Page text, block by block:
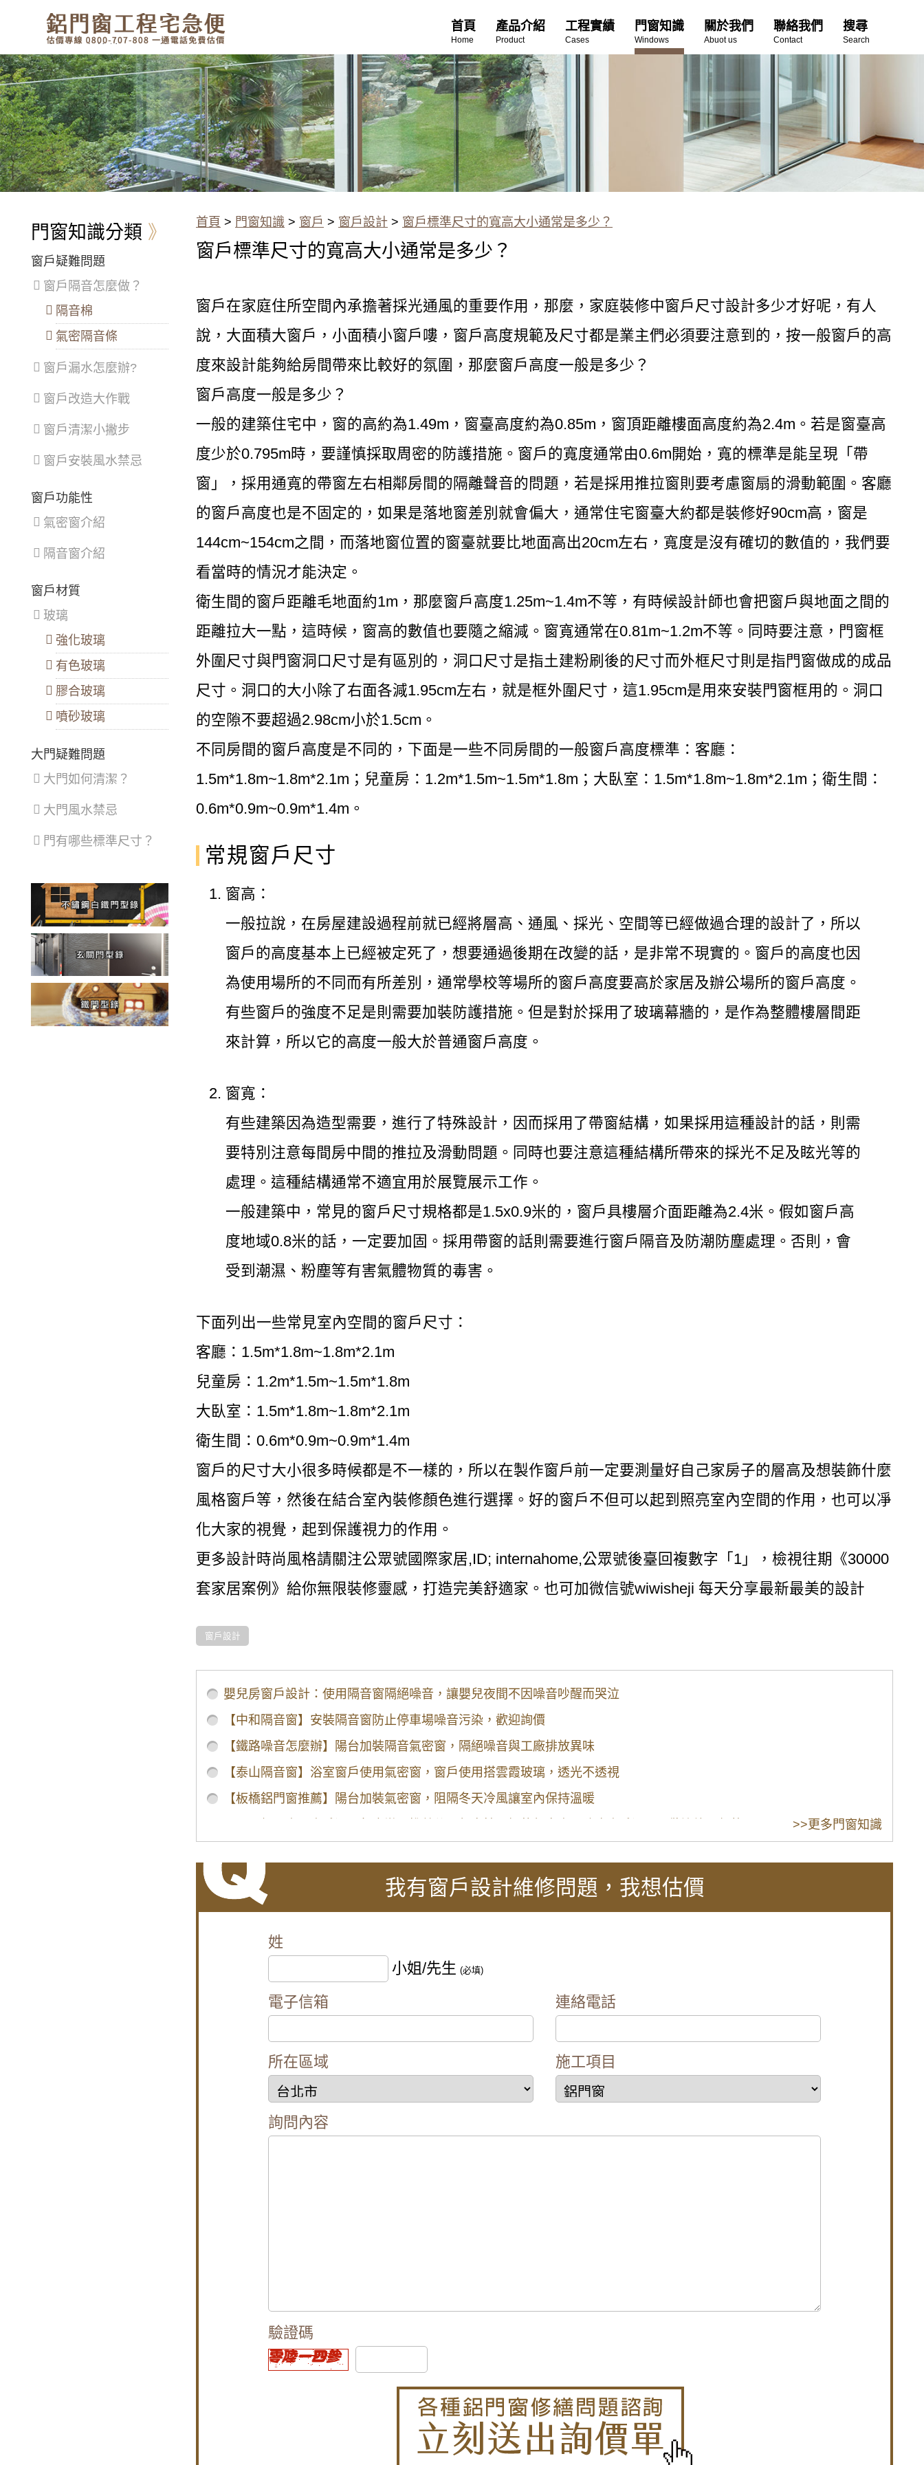
題？找我們就對了！估價專線
0800-707-808
窗戶標準尺寸的寬高大小通常是
多少？
首頁
Home
產品介紹
Product
工程實績
Cases
門窗知識
Windows
關於我們
Abuot us
聯絡我們
Contact
搜尋
Search
首頁 > 門窗知識 > 窗戶 > 窗戶設計 > 窗戶標準尺寸的寬高大小通常是多少？
窗戶標準尺寸的寬高大小通常是多少？
窗戶在家庭住所空間內承擔著採光通風的重要作用，那麼，家庭裝修中窗戶尺寸設計多少才好呢，有人
說，大面積大窗戶，小面積小窗戶嘍，窗戶高度規範及尺寸都是業主們必須要注意到的，按一般窗戶的高
度來設計能夠給房間帶來比較好的氛圍，那麼窗戶高度一般是多少？
窗戶高度一般是多少？
一般的建築住宅中，窗的高約為1.49m，窗臺高度約為0.85m，窗頂距離樓面高度約為2.4m。若是窗臺高
度少於0.795m時，要謹慎採取周密的防護措施。窗戶的寬度通常由0.6m開始，寬的標準是能呈現「帶
窗」，採用通寬的帶窗左右相鄰房間的隔離聲音的問題，若是採用推拉窗則要考慮窗扇的滑動範圍。客廳
的窗戶高度也是不固定的，如果是落地窗差別就會偏大，通常住宅窗臺大約都是裝修好90cm高，窗是
144cm~154cm之間，而落地窗位置的窗臺就要比地面高出20cm左右，寬度是沒有確切的數值的，我們要
看當時的情況才能決定。
衛生間的窗戶距離毛地面約1m，那麼窗戶高度1.25m~1.4m不等，有時候設計師也會把窗戶與地面之間的
距離拉大一點，這時候，窗高的數值也要隨之縮減。窗寬通常在0.81m~1.2m不等。同時要注意，門窗框
外圍尺寸與門窗洞口尺寸是有區別的，洞口尺寸是指土建粉刷後的尺寸而外框尺寸則是指門窗做成的成品
尺寸。洞口的大小除了右面各減1.95cm左右，就是框外圍尺寸，這1.95cm是用來安裝門窗框用的。洞口
的空隙不要超過2.98cm小於1.5cm。
不同房間的窗戶高度是不同的，下面是一些不同房間的一般窗戶高度標準：客廳：
1.5m*1.8m~1.8m*2.1m；兒童房：1.2m*1.5m~1.5m*1.8m；大臥室：1.5m*1.8m~1.8m*2.1m；衛生間：
0.6m*0.9m~0.9m*1.4m。
常規窗戶尺寸
窗高：
一般拉說，在房屋建設過程前就已經將層高、通風、採光、空間等已經做過合理的設計了，所以
窗戶的高度基本上已經被定死了，想要通過後期在改變的話，是非常不現實的。窗戶的高度也因
為使用場所的不同而有所差別，通常學校等場所的窗戶高度要高於家居及辦公場所的窗戶高度。
有些窗戶的強度不足是則需要加裝防護措施。但是對於採用了玻璃幕牆的，是作為整體樓層間距
來計算，所以它的高度一般大於普通窗戶高度。
窗寬：
有些建築因為造型需要，進行了特殊設計，因而採用了帶窗結構，如果採用這種設計的話，則需
要特別注意每間房中間的推拉及滑動問題。同時也要注意這種結構所帶來的採光不足及眩光等的
處理。這種結構通常不適宜用於展覽展示工作。
一般建築中，常見的窗戶尺寸規格都是1.5x0.9米的，窗戶具樓層介面距離為2.4米。假如窗戶高
度地域0.8米的話，一定要加固。採用帶窗的話則需要進行窗戶隔音及防潮防塵處理。否則，會
受到潮濕、粉塵等有害氣體物質的毒害。
下面列出一些常見室內空間的窗戶尺寸：
客廳：1.5m*1.8m~1.8m*2.1m
兒童房：1.2m*1.5m~1.5m*1.8m
大臥室：1.5m*1.8m~1.8m*2.1m
衛生間：0.6m*0.9m~0.9m*1.4m
窗戶的尺寸大小很多時候都是不一樣的，所以在製作窗戶前一定要測量好自己家房子的層高及想裝飾什麼
風格窗戶等，然後在結合室內裝修顏色進行選擇。好的窗戶不但可以起到照亮室內空間的作用，也可以凈
化大家的視覺，起到保護視力的作用。
更多設計時尚風格請關注公眾號國際家居,ID; internahome,公眾號後臺回複數字「1」，檢視往期《30000
套家居案例》給你無限裝修靈感，打造完美舒適家。也可加微信號wiwisheji 每天分享最新最美的設計
/home/48ln83q
窗戶設計
嬰兒房窗戶設計：使用隔音窗隔絕噪音，讓嬰兒夜間不因噪音吵醒而哭泣
【中和隔音窗】安裝隔音窗防止停車場噪音污染，歡迎詢價
【鐵路噪音怎麼辦】陽台加裝隔音氣密窗，隔絕噪音與工廠排放異味
【泰山隔音窗】浴室窗戶使用氣密窗，窗戶使用搭雲霞玻璃，透光不透視
【板橋鋁門窗推薦】陽台加裝氣密窗，阻隔冬天冷風讓室內保持溫暖
【台北南港鋁門窗】臥室大面玻璃窗無隱私空間，御品屋隔音窗搭配白色膠合玻璃，保有透光度兼隱私
【樹林鋁門窗】陽台窗戶安裝氣密窗高氣密水密阻擋雨水噪音，改善大樓夾縫回音。歡迎來電詢問價格。
樹林氣密窗施工：分離式冷氣壓縮機噪音如何解決？安裝氣密窗提升隔音，有效阻隔冷氣低頻噪音
【土城鋁門窗推薦】推射窗使用氣密窗搭配隱形式紗窗，防颱解決窗戶漏風漏水問題，歡迎來電詢問價格
【汐止鋁門窗推薦】安裝氣密窗搭配安全玻璃與階梯式窗框排水設計，減少高樓窗戶風切聲
【泰山鋁門窗】舊廠房更換窗戶，安裝新窗戶使用隔音窗，氣密性好防噪防塵防漏水
【蘆洲鋁門窗推薦】安裝隔音氣密窗降低噪音，讓嬰兒一夜好眠，使用半反射玻璃遮光兼顧隱私。歡迎詢價。
高樓窗戶風聲大，客製化窗戶高度寬度，搭配膠合安全玻璃與小拉窗設計防止孩童墜樓，歡迎詢問價格
【大溪鋁門窗維修】舊窗框變形開窗戶不順，安裝隔音氣密窗，採鋁窗包框乾式施工法
【泰山鐵窗】推射式氣密隔音窗搭配隱藏式摺疊紗窗，解決舊紗窗鬆動掉落問題。歡迎詢問價格
【板橋隔音窗】舊式落地窗氣密性弱，氣密窗加強隔音氣密，窗戶不漏氣阻風效果好！
氣密窗配綠半反射玻璃，防日曬戶外看不到室內兼顧隱私，舊屋裝修窗戶提升出租率
【大園鋁門窗】陽台加窗戶尺寸規格難找？氣密窗尺寸客製化梯形面積也能施工，讓陽台也防風防雨。免費估價
【木頭窗戶改造】舊木窗窗框受潮發霉大改造！改裝推射式氣密窗，高氣密高水密解決漏水灌風問題。歡迎詢價
【北投鋁門窗】舊鋁窗改造翻新，改裝推射型隔音窗搭配5mm光玻璃，改善高樓風切聲
>>更多門窗知識
我有窗戶設計維修問題，我想估價
姓
小姐/先生 (必填)
電子信箱 連絡電話
所在區域 施工項目
詢問內容
驗證碼
門窗知識分類
窗戶疑難問題
窗戶隔音怎麼做？
隔音棉
氣密隔音條
窗戶漏水怎麼辦?
窗戶改造大作戰
窗戶清潔小撇步
窗戶安裝風水禁忌
窗戶功能性
氣密窗介紹
隔音窗介紹
窗戶材質
玻璃
強化玻璃
有色玻璃
膠合玻璃
噴砂玻璃
大門疑難問題
大門如何清潔？
大門風水禁忌
門有哪些標準尺寸？